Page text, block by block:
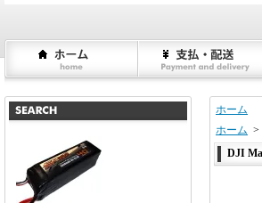
ホーム
ホーム >
DJI